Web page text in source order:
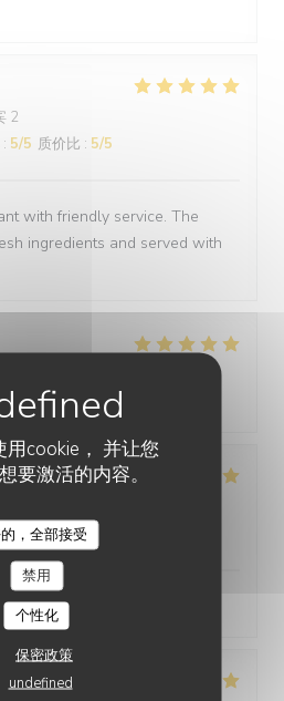
用cookie， 并让您
要激活的内容。
，全部接受
禁用
个性化
保密政策
undefined
2
: 5/5 质价比 : 5/5
with friendly service. The
ingredients and served with
:5 /5 质价比 :5/5
:5 /5 质价比: